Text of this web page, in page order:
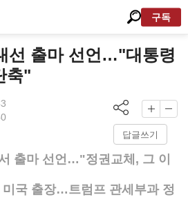
구독
선 출마 선언…"대통령
축"
답글쓰기
출마 선언…"정권교체, 그 이
국 출장…트럼프 관세부과 정